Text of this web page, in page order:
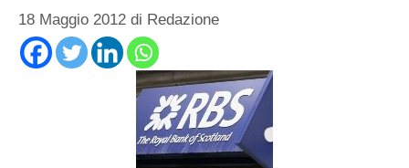
18 Maggio 2012 di Redazione